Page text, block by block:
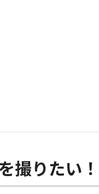
撮りたい！